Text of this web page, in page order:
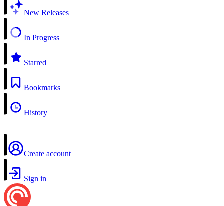
New Releases
In Progress
Starred
Bookmarks
History
Create account
Sign in